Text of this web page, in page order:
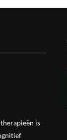
is